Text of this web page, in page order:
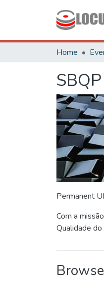
Home
Permanent
Com a
Qualidade
Browse